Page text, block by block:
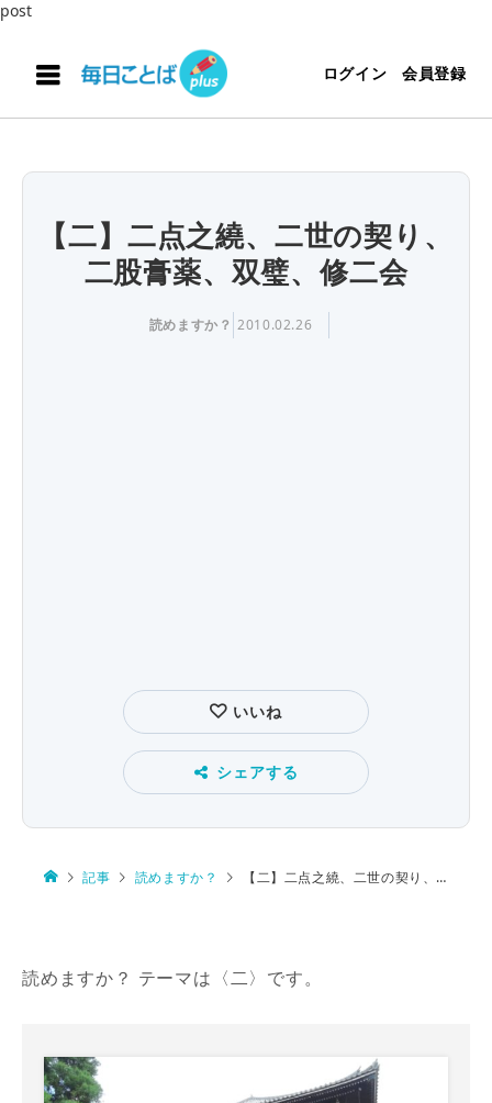
post
ログイン 会員登録
【二】二点之繞、二世の契り、
二股膏薬、双璧、修二会
読めますか？ 2010.02.26
いいね
シェアする
記事 読めますか？ 【二】二点之繞、二世の契り、二股膏薬、双璧、修二会
読めますか？ テーマは〈二〉です。